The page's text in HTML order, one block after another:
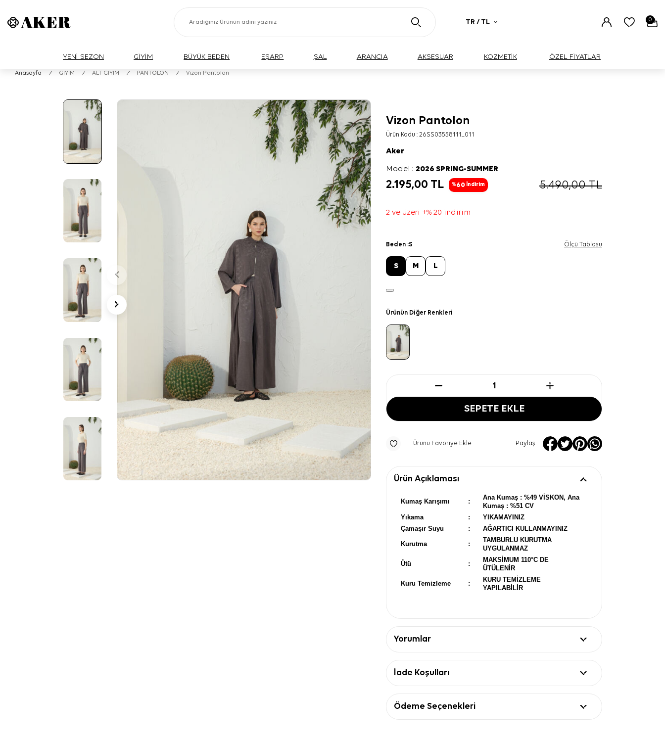
TR / TL 0
YENİ SEZON GİYİM BÜYÜK BEDEN EŞARP ŞAL ARANCIA AKSESUAR KOZMETİK ÖZEL FİYATLAR
Anasayfa / GİYİM / ALT GİYİM / PANTOLON / Vizon Pantolon
Vizon Pantolon
Ürün Kodu :26SS03558111_011
Aker
Model :2026 SPRING-SUMMER
2.195,00 TL %60 İndirim 5.490,00TL
2 ve üzeri +% 20 indirim
Beden :S Ölçü Tablosu
S M L
Ürünün Diğer Renkleri
SEPETE EKLE
Ürünü Favoriye Ekle Paylaş
Ürün Açıklaması
Kumaş Karışımı :
Ana Kumaş : %49 VİSKON, Ana
Kumaş : %51 CV
Yıkama
:
YIKAMAYINIZ
Çamaşır Suyu
: AĞARTICI KULLANMAYINIZ
Kurutma :
TAMBURLU KURUTMA
UYGULANMAZ
Ütü :
MAKSİMUM 110°C DE
ÜTÜLENİR
Kuru Temizleme :
KURU TEMİZLEME
YAPILABİLİR
Yorumlar
İade Koşulları
Ödeme Seçenekleri